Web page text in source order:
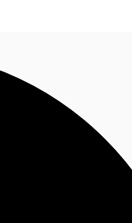
Nous contacter